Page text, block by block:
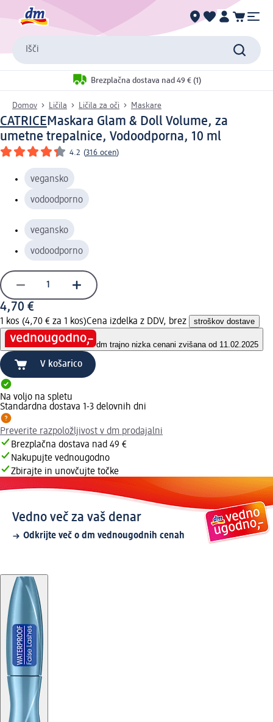
Išči
Brezplačna dostava nad 49 € (1)
Domov Ličila Ličila za oči Maskare
CATRICEMaskara Glam & Doll Volume, za
umetne trepalnice, Vodoodporna, 10 ml
4.2 (316 ocen)
vegansko
vodoodporno
vegansko
vodoodporno
4,70 €
1 kos (4,70 € za 1 kos)Cena izdelka z DDV, brez stroškov dostave
dm trajno nizka cenani zvišana od 11.02.2025
V košarico
Na voljo na spletu
Standardna dostava 1-3 delovnih dni
Preverite razpoložljivost v dm prodajalni
Brezplačna dostava nad 49 €
Nakupujte vednougodno
Zbirajte in unovčujte točke
Vedno več za vaš denar
Odkrijte več o dm vednougodnih cenah